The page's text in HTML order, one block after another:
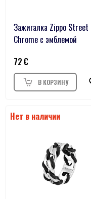
Зажигалка Zippo Street
Chrome с эмблемой
72